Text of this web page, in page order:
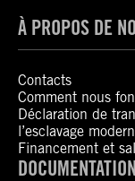
À PROPOS DE
Contacts
Comment nous
Déclaration de
l’esclavage
Financement et
DOCUMENTATION